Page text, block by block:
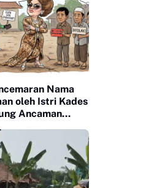
Nama
oleh Istri Kades
Ancaman